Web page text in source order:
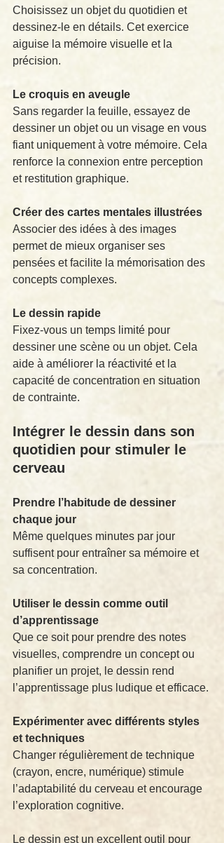
Choisissez un objet du quotidien et
dessinez-le en détails. Cet exercice
aiguise la mémoire visuelle et la
précision.
Le croquis en aveugle
Sans regarder la feuille, essayez de
dessiner un objet ou un visage en vous
fiant uniquement à votre mémoire. Cela
renforce la connexion entre perception
et restitution graphique.
Créer des cartes mentales illustrées
Associer des idées à des images
permet de mieux organiser ses
pensées et facilite la mémorisation des
concepts complexes.
Le dessin rapide
Fixez-vous un temps limité pour
dessiner une scène ou un objet. Cela
aide à améliorer la réactivité et la
capacité de concentration en situation
de contrainte.
Intégrer le dessin dans son
quotidien pour stimuler le
cerveau
Prendre l’habitude de dessiner
chaque jour
Même quelques minutes par jour
suffisent pour entraîner sa mémoire et
sa concentration.
Utiliser le dessin comme outil
d’apprentissage
Que ce soit pour prendre des notes
visuelles, comprendre un concept ou
planifier un projet, le dessin rend
l’apprentissage plus ludique et efficace.
Expérimenter avec différents styles
et techniques
Changer régulièrement de technique
(crayon, encre, numérique) stimule
l’adaptabilité du cerveau et encourage
l’exploration cognitive.
Le dessin est un excellent outil pour